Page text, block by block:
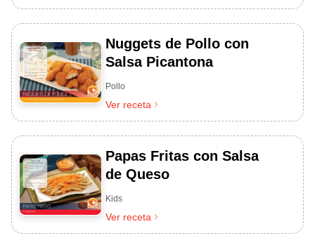
Nuggets de Pollo con
Salsa Picantona
Pollo
Ver receta
Papas Fritas con Salsa
de Queso
Kids
Ver receta